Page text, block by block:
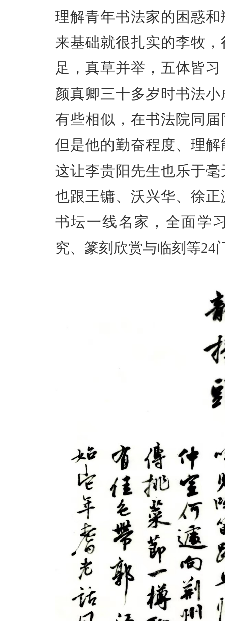
理解青年书法家的困惑
来基础就很扎实的李牧
足，真草并举，五体皆
颜真卿三十多岁时书法
有些相似，在书法院同
但是他的勤奋程度、理
这让李贵阳先生也乐于
也跟王镛、沃兴华、徐
书坛一线名家，全面学
究、篆刻欣赏与临刻等24